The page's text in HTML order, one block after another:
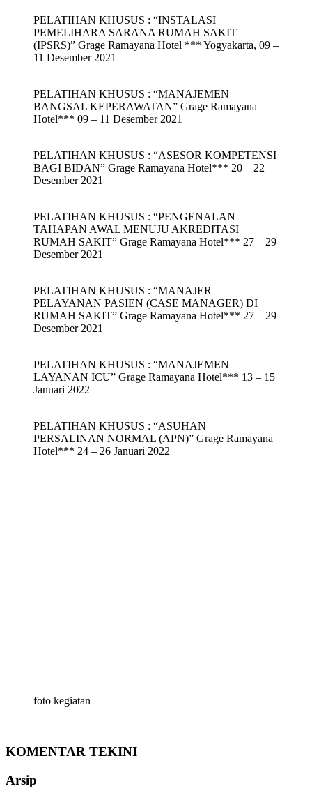
PELATIHAN KHUSUS : “INSTALASI
PEMELIHARA SARANA RUMAH SAKIT
(IPSRS)” Grage Ramayana Hotel *** Yogyakarta, 09 –
11 Desember 2021
PELATIHAN KHUSUS : “MANAJEMEN
BANGSAL KEPERAWATAN” Grage Ramayana
Hotel*** 09 – 11 Desember 2021
PELATIHAN KHUSUS : “ASESOR KOMPETENSI
BAGI BIDAN” Grage Ramayana Hotel*** 20 – 22
Desember 2021
PELATIHAN KHUSUS : “PENGENALAN
TAHAPAN AWAL MENUJU AKREDITASI
RUMAH SAKIT” Grage Ramayana Hotel*** 27 – 29
Desember 2021
PELATIHAN KHUSUS : “MANAJER
PELAYANAN PASIEN (CASE MANAGER) DI
RUMAH SAKIT” Grage Ramayana Hotel*** 27 – 29
Desember 2021
PELATIHAN KHUSUS : “MANAJEMEN
LAYANAN ICU” Grage Ramayana Hotel*** 13 – 15
Januari 2022
PELATIHAN KHUSUS : “ASUHAN
PERSALINAN NORMAL (APN)” Grage Ramayana
Hotel*** 24 – 26 Januari 2022
foto kegiatan
KOMENTAR TEKINI
Arsip